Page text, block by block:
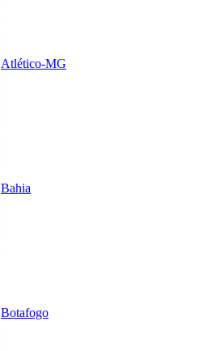
Atlético-MG
Bahia
Botafogo